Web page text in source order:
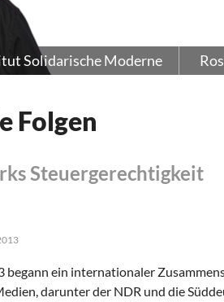
Solidarische Moderne
Folgen
Steuergerechtigkeit
begann ein internationaler
darunter der NDR und die